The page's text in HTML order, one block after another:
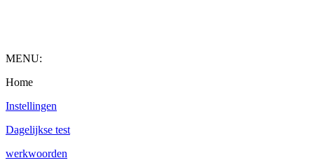
MENU:
Home
Instellingen
Dagelijkse test
werkwoorden